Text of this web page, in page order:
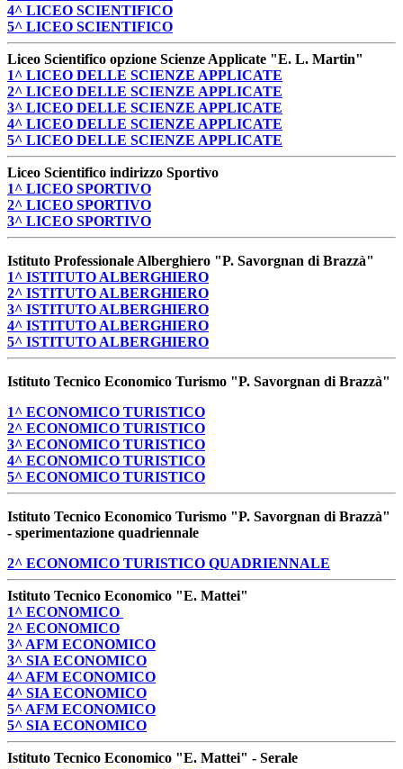
4^ LICEO SCIENTIFICO
5^ LICEO SCIENTIFICO
Liceo Scientifico opzione Scienze Applicate "E. L. Martin"
1^ LICEO DELLE SCIENZE APPLICATE
2^ LICEO DELLE SCIENZE APPLICATE
3^ LICEO DELLE SCIENZE APPLICATE
4^ LICEO DELLE SCIENZE APPLICATE
5^ LICEO DELLE SCIENZE APPLICATE
Liceo Scientifico indirizzo Sportivo
1^ LICEO SPORTIVO
2^ LICEO SPORTIVO
3^ LICEO SPORTIVO
Istituto Professionale Alberghiero "P. Savorgnan di Brazzà"
1^ ISTITUTO ALBERGHIERO
2^ ISTITUTO ALBERGHIERO
3^ ISTITUTO ALBERGHIERO
4^ ISTITUTO ALBERGHIERO
5^ ISTITUTO ALBERGHIERO
Istituto Tecnico Economico Turismo "P. Savorgnan di Brazzà"
1^ ECONOMICO TURISTICO
2^ ECONOMICO TURISTICO
3^ ECONOMICO TURISTICO
4^ ECONOMICO TURISTICO
5^ ECONOMICO TURISTICO
Istituto Tecnico Economico Turismo "P. Savorgnan di Brazzà"
- sperimentazione quadriennale
2^ ECONOMICO TURISTICO QUADRIENNALE
Istituto Tecnico Economico "E. Mattei"
1^ ECONOMICO
2^ ECONOMICO
3^ AFM ECONOMICO
3^ SIA ECONOMICO
4^ AFM ECONOMICO
4^ SIA ECONOMICO
5^ AFM ECONOMICO
5^ SIA ECONOMICO
Istituto Tecnico Economico "E. Mattei" - Serale